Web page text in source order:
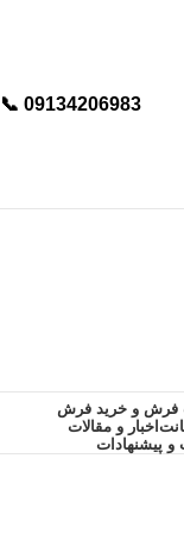
📞︁ 09134206983
فرش و خرید فرش
اخبار و مقالات
و پیشنهادات